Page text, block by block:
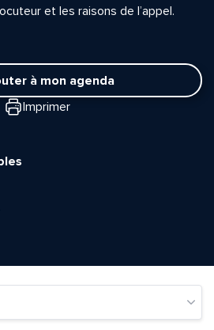
et les raisons de l’appel.
à mon agenda
Imprimer
de cette page?